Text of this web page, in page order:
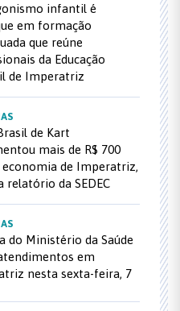
infantil é
em formação
que reúne
da Educação
de Imperatriz
de Kart
mais de R$ 700
de Imperatriz,
relatório da SEDEC
do Ministério da Saúde
em
nesta sexta-feira, 7